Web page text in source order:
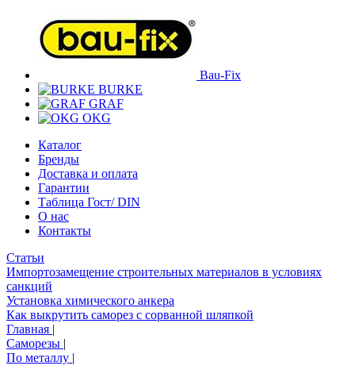
Bau-Fix
BURKE
GRAF
OKG
Каталог
Бренды
Доставка и оплата
Гарантии
Таблица Гост/ DIN
О нас
Контакты
Статьи
Импортозамещение строительных материалов в условиях
санкций
Установка химического анкера
Как выкрутить саморез с сорванной шляпкой
Главная |
Саморезы |
По металлу |